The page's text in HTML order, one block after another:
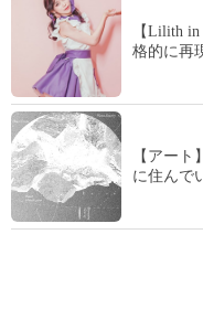
【Lilith
格的に再
【アー
に住んで